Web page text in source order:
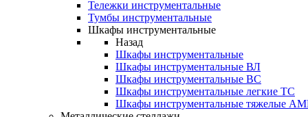
Тележки инструментальные
Тумбы инструментальные
Шкафы инструментальные
Назад
Шкафы инструментальные
Шкафы инструментальные ВЛ
Шкафы инструментальные ВС
Шкафы инструментальные легкие ТС
Шкафы инструментальные тяжелые